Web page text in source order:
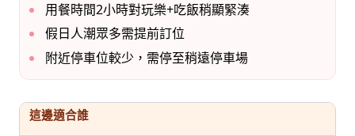
用餐時間2小時對玩樂+吃飯稍顯緊湊
假日人潮眾多需提前訂位
附近停車位較少，需停至稍遠停車場
這邊適合誰